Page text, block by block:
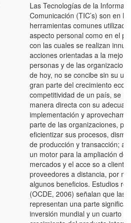
Las Tecnologías de la
Comunicación (TIC’s) son en la
herramientas comunes
aspecto personal como en el p
con las cuales se realizan
acciones orientadas a la
personas y de las
de hoy, no se concibe sin su
gran parte del crecimiento
competitividad de un país, se
manera directa con su
implementación y
parte de las organizaciones,
eficientizar sus procesos,
de producción y transacción;
un motor para la ampliación de
mercados y el acce so a
proveedores a distancia, por
algunos beneficios. Estudios
(OCDE, 2006) señalan que las
representan una parte
inversión mundial y un cuarto